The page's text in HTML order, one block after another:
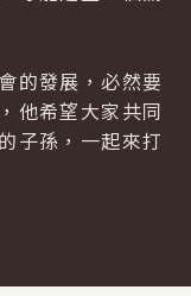
發展，必然要
他希望大家共同
子孫，一起來打